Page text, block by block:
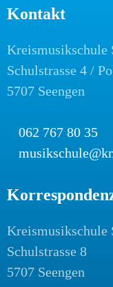
Kontakt
Kreismusikschule
Schulstrasse 4 /
5707 Seengen
062 767 80 35
Kreismusikschule
Schulstrasse 8
5707 Seengen